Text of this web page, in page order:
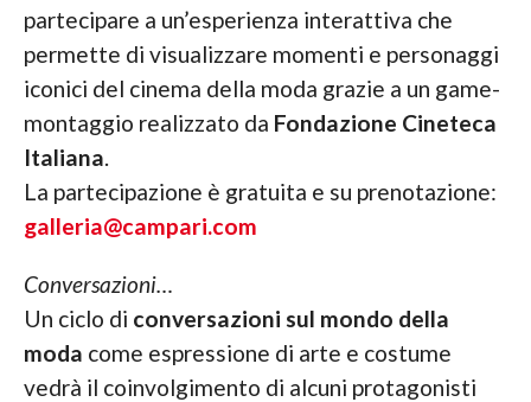
partecipare a un’esperienza interattiva che
permette di visualizzare momenti e personaggi
iconici del cinema della moda grazie a un game-
montaggio realizzato da Fondazione Cineteca
Italiana.
La partecipazione è gratuita e su prenotazione:
galleria@campari.com
Conversazioni…
Un ciclo di conversazioni sul mondo della
moda come espressione di arte e costume
vedrà il coinvolgimento di alcuni protagonisti